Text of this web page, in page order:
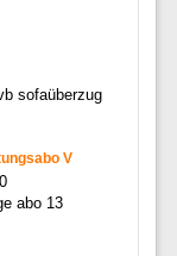
sofaüberzug
V
abo 13